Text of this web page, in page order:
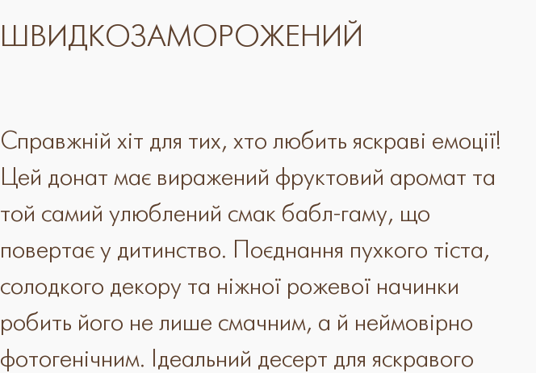
ШВИДКОЗАМОРОЖЕНИЙ
Справжній хіт для тих, хто любить яскраві емоції!
Цей донат має виражений фруктовий аромат та
той самий улюблений смак бабл-гаму, що
повертає у дитинство. Поєднання пухкого тіста,
солодкого декору та ніжної рожевої начинки
робить його не лише смачним, а й неймовірно
фотогенічним. Ідеальний десерт для яскравого